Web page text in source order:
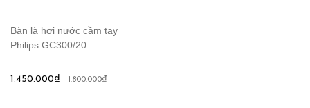
Bàn là hơi nước cầm tay
Philips GC300/20
1.450.000₫ 1.800.000₫